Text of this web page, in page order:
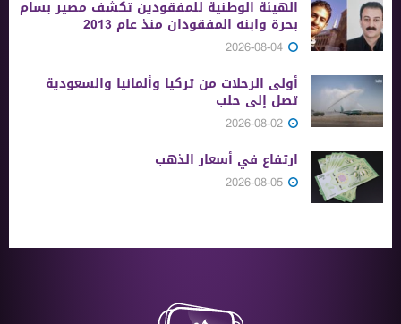
الهيئة الوطنية للمفقودين تكشف مصير بسام
بحرة وابنه المفقودان منذ عام 2013
أولى الرحلات من ‏تركيا وألمانيا والسعودية
تصل إلى حلب
ارتفاع في أسعار الذهب